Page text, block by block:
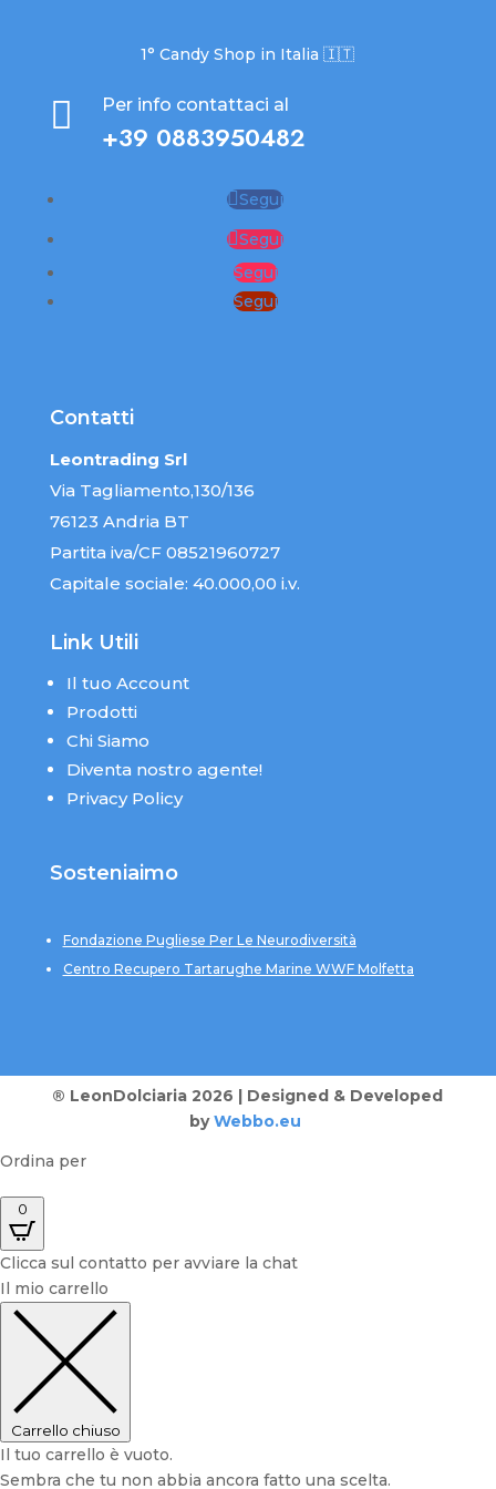
1° Candy Shop in Italia 🇮🇹
 Per info contattaci al
+39 0883950482
Segui
Segui
Segui
Segui
Contatti
Leontrading Srl
Via Tagliamento,130/136
76123 Andria BT
Partita iva/CF 08521960727
Capitale sociale: 40.000,00 i.v.
Link Utili
Il tuo Account
Prodotti
Chi Siamo
Diventa nostro agente!
Privacy Policy
Sosteniaimo
Fondazione Pugliese Per Le Neurodiversità
Centro Recupero Tartarughe Marine WWF Molfetta
® LeonDolciaria 2026 | Designed & Developed
by Webbo.eu
Ordina per
0
Clicca sul contatto per avviare la chat
Il mio carrello
Carrello chiuso
Il tuo carrello è vuoto.
Sembra che tu non abbia ancora fatto una scelta.